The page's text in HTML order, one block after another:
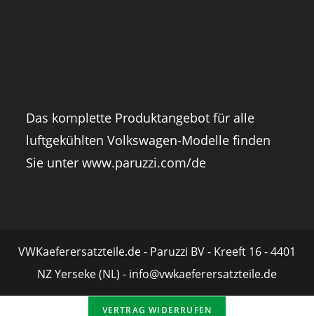
Das komplette Produktangebot für alle
luftgekühlten Volkswagen-Modelle finden
Sie unterwww.paruzzi.com/de
VWKaeferersatzteile.de - Paruzzi BV - Kreeft 16 - 4401
NZ Yerseke (NL) - info@vwkaeferersatzteile.de
VERTRAG WIDERRUFEN